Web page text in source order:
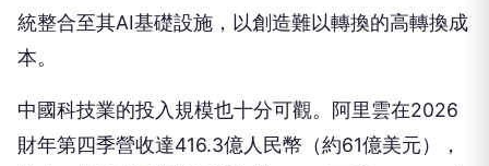
統整合至其AI基礎設施，以創造難以轉換的高轉換成
本。
中國科技業的投入規模也十分可觀。阿里雲在2026
財年第四季營收達416.3億人民幣（約61億美元），